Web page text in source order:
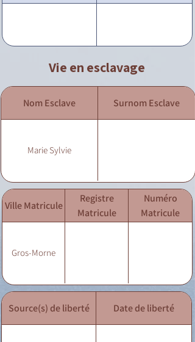
Vie en esclavage
Nom Esclave Surnom Esclave
Marie Sylvie
Ville Matricule
Registre
Matricule
Numéro
Matricule
Gros-Morne
Source(s) de liberté Date de liberté